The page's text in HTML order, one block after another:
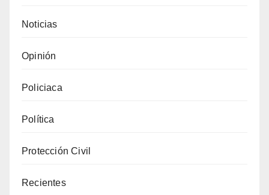
Noticias
Opinión
Policiaca
Política
Protección Civil
Recientes